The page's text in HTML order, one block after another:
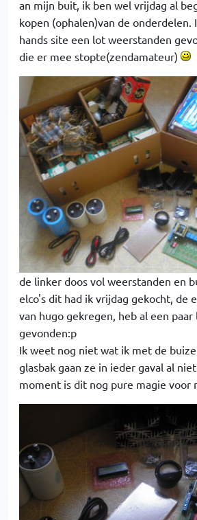
an mijn buit, ik ben wel vrijdag al
kopen (ophalen)van de onderdelen.
hands site een lot weerstanden
die er mee stopte(zendamateur)
de linker doos vol weerstanden en
elco's dit had ik vrijdag gekocht, de
van hugo gekregen, heb al een
gevonden:p
Ik weet nog niet wat ik met de
glasbak gaan ze in ieder gaval al
moment is dit nog pure magie voor